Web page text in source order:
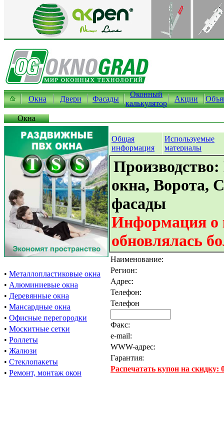
Окна Двери Фасады
Оконный
калькулятор
Акции
Окна
• Металлопластиковые окна
• Алюминиевые окна
• Деревянные окна
• Мансардные окна
• Офисные перегородки
• Москитные сетки
• Роллеты
• Жалюзи
• Стеклопакеты
• Ремонт, монтаж окон
Общая
информация
Используемые
материалы
окна, Ворота,
фасады
Информация о
обновлялась
Наименование:
Регион:
Адрес:
Телефон:
Телефон
Факс:
e-mail:
WWW-адрес:
Гарантия:
Распечатать купон на скидку: